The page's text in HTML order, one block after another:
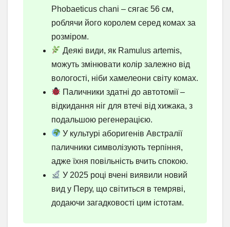
Phobaeticus chani – сягає 56 см,
роблячи його королем серед комах за
розміром.
Деякі види, як Ramulus artemis,
можуть змінювати колір залежно від
вологості, ніби хамелеони світу комах.
Паличники здатні до автотомії –
відкидання ніг для втечі від хижака, з
подальшою регенерацією.
У культурі аборигенів Австралії
паличники символізують терпіння,
адже їхня повільність вчить спокою.
У 2025 році вчені виявили новий
вид у Перу, що світиться в темряві,
додаючи загадковості цим істотам.